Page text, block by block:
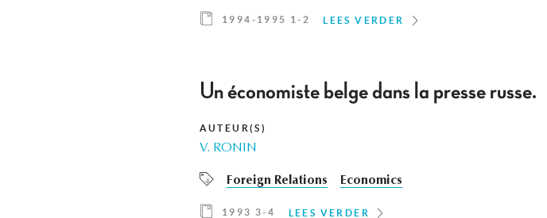
1994-1995 1-2 LEES VERDER
Un économiste belge dans la presse russe.
AUTEUR(S)
V. RONIN
Foreign Relations Economics
1993 3-4 LEES VERDER